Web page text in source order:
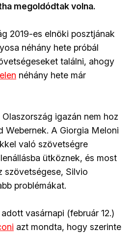
megoldódtak volna.
2019-es elnöki posztjának
néhány hete próbál
találni, ahogy
néhány hete már
igazán nem hoz
Webernek. A Giorgia Meloni
való szövetségre
ütköznek, és most
szövetségese, Silvio
problémákat.
vasárnapi (február 12.)
azt mondta, hogy szerinte